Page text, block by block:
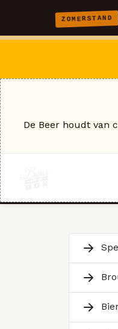
ZOMERSTAND
De Beer houdt van